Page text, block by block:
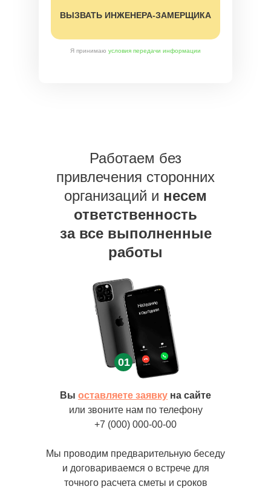
Я принимаю условия передачи информации
ВЫЗВАТЬ ИНЖЕНЕРА-ЗАМЕРЩИКА
Работаем без
привлечения сторонних
организаций и несем
ответственность
за все выполненные
работы
Вы оставляете заявку на сайте
или звоните нам по телефону
+7 (000) 000-00-00
Мы проводим предварительную беседу
и договариваемся о встрече для
точного расчета сметы и сроков
01
Название
компании